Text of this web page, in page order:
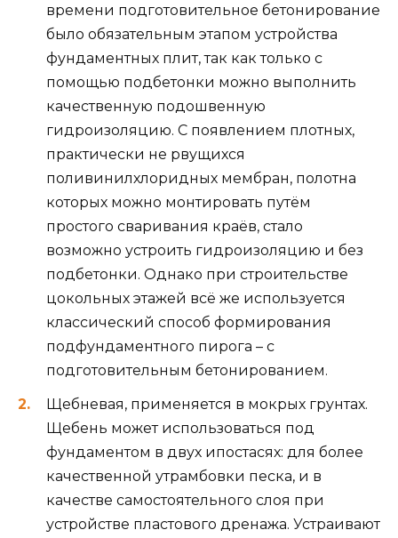
времени подготовительное бетонирование
было обязательным этапом устройства
фундаментных плит, так как только с
помощью подбетонки можно выполнить
качественную подошвенную
гидроизоляцию. С появлением плотных,
практически не рвущихся
поливинилхлоридных мембран, полотна
которых можно монтировать путём
простого сваривания краёв, стало
возможно устроить гидроизоляцию и без
подбетонки. Однако при строительстве
цокольных этажей всё же используется
классический способ формирования
подфундаментного пирога – с
подготовительным бетонированием.
Щебневая, применяется в мокрых грунтах.
Щебень может использоваться под
фундаментом в двух ипостасях: для более
качественной утрамбовки песка, и в
качестве самостоятельного слоя при
устройстве пластового дренажа. Устраивают